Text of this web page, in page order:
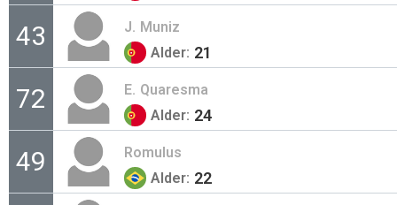
43 J. Muniz
Alder: 21
72 E. Quaresma
Alder: 24
49
Romulus
Alder: 22